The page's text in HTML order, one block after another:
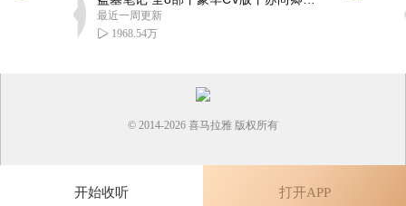
最近一周更新
1968.54万
开始收听 打开APP
© 2014-2026 喜马拉雅 版权所有